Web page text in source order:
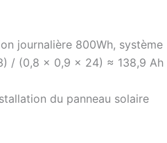
journalière 800Wh,
/ (0,8 × 0,9 × 24) ≈ 138,9
du panneau solaire